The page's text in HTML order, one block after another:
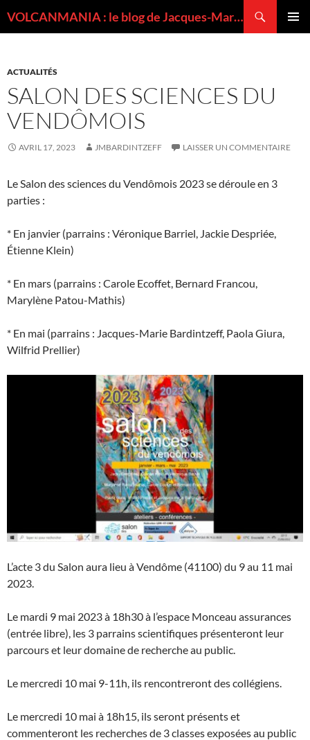
VOLCANMANIA : le blog de Jacques-Marie BARDINTZEFF, volcanologue
ACTUALITÉS
SALON DES SCIENCES DU
VENDÔMOIS
AVRIL 17, 2023 JMBARDINTZEFF LAISSER UN COMMENTAIRE
Le Salon des sciences du Vendômois 2023 se déroule en 3
parties :
* En janvier (parrains : Véronique Barriel, Jackie Despriée,
Étienne Klein)
* En mars (parrains : Carole Ecoffet, Bernard Francou,
Marylène Patou-Mathis)
* En mai (parrains : Jacques-Marie Bardintzeff, Paola Giura,
Wilfrid Prellier)
L’acte 3 du Salon aura lieu à Vendôme (41100) du 9 au 11 mai
2023.
Le mardi 9 mai 2023 à 18h30 à l’espace Monceau assurances
(entrée libre), les 3 parrains scientifiques présenteront leur
parcours et leur domaine de recherche au public.
Le mercredi 10 mai 9-11h, ils rencontreront des collégiens.
Le mercredi 10 mai à 18h15, ils seront présents et
commenteront les recherches de 3 classes exposées au public